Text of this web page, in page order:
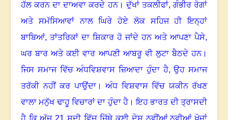
ਹੱਲ ਕਰਨ ਦਾ ਦਾਅਵਾ ਕਰਦੇ ਹਨ। ਦੁੱਖਾਂ ਤਕਲੀਫਾਂ, ਗੰਭੀਰ ਰੋਗਾਂ
ਅਤੇ ਸਮੱਸਿਆਵਾਂ ਨਾਲ ਘਿਰੇ ਹੋਏ ਲੋਕ ਸਹਿਜ ਹੀ ਇਨ੍ਹਾਂ
ਬਾਬਿਆਂ, ਤਾਂਤਰਿਕਾਂ ਦਾ ਸ਼ਿਕਾਰ ਹੋ ਜਾਂਦੇ ਹਨ ਅਤੇ ਆਪਣਾ ਪੈਸੇ,
ਘਰ ਬਾਰ ਅਤੇ ਕਈ ਵਾਰ ਆਪਣੀ ਆਬਰੂ ਵੀ ਲੁਟਾ ਬੈਠਦੇ ਹਨ।
ਜਿਸ ਸਮਾਜ ਵਿੱਚ ਅੰਧਵਿਸ਼ਵਾਸ ਜ਼ਿਆਦਾ ਹੁੰਦਾ ਹੈ,ਉਹ ਸਮਾਜ
ਤਰੱਕੀ ਨਹੀਂ ਕਰ ਪਾਉਂਦਾ। ਅੰਧ ਵਿਸ਼ਵਾਸ ਵਿੱਚ ਯਕੀਨ ਰੱਖਣ
ਵਾਲਾ ਮਨੁੱਖ ਢਾਹੂ ਵਿਚਾਰਾਂ ਦਾ ਹੁੰਦਾ ਹੈ। ਇਹ ਭਾਰਤ ਦੀ ਤ੍ਰਾਸਦੀ